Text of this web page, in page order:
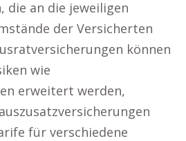
die an die jeweiligen
der Versicherten
können
wie
erweitert werden,
für verschiedene